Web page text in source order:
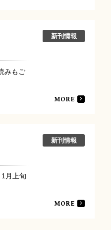
みもご
新刊情報
MORE
月上旬
新刊情報
MORE